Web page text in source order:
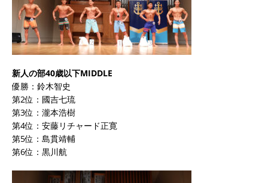
新人の部40歳以下MIDDLE
優勝：鈴木智史
第2位：國吉七琉
第3位：瀧本浩樹
第4位：安藤リチャード正寛
第5位：島貫靖輔
第6位：黒川航